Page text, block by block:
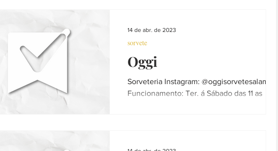
Oggi
Sorveteria Instagram: @oggisorvetesalameda
Funcionamento: Ter. á Sábado das 11 as
sorvete
14 de abr. de 2023